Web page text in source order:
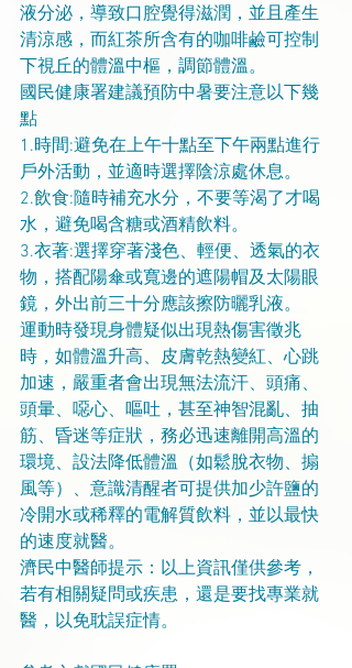
液分泌，導致口腔覺得滋潤，並且產生
清涼感，而紅茶所含有的咖啡鹼可控制
下視丘的體溫中樞，調節體溫。
國民健康署建議預防中暑要注意以下幾
點
1.時間:避免在上午十點至下午兩點進行
戶外活動，並適時選擇陰涼處休息。
2.飲食:隨時補充水分，不要等渴了才喝
水，避免喝含糖或酒精飲料。
3.衣著:選擇穿著淺色、輕便、透氣的衣
物，搭配陽傘或寬邊的遮陽帽及太陽眼
鏡，外出前三十分應該擦防曬乳液。
運動時發現身體疑似出現熱傷害徵兆
時，如體溫升高、皮膚乾熱變紅、心跳
加速，嚴重者會出現無法流汗、頭痛、
頭暈、噁心、嘔吐，甚至神智混亂、抽
筋、昏迷等症狀，務必迅速離開高溫的
環境、設法降低體溫（如鬆脫衣物、搧
風等）、意識清醒者可提供加少許鹽的
冷開水或稀釋的電解質飲料，並以最快
的速度就醫。
濟民中醫師提示：以上資訊僅供參考，
若有相關疑問或疾患，還是要找專業就
醫，以免耽誤症情。